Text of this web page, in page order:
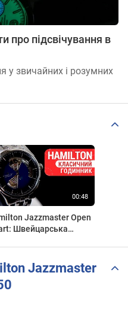
про підсвічування в
у звичайних і розумних
Jazzmaster Open
Швейцарська
DEKAJazzmaster